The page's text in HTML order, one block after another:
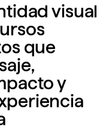
visual
que
y